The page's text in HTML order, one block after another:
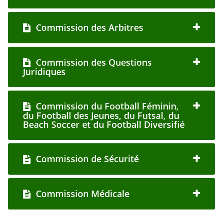
Commission des Arbitres
Commission des Questions
Juridiques
Commission du Football Féminin,
du Football des Jeunes, du Futsal, du
Beach Soccer et du Football Diversifié
Commission de Sécurité
Commission Médicale